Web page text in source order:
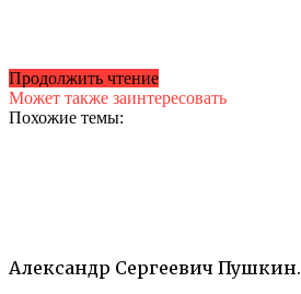
Александр Сергеевич Пушкин.
Продолжить чтение
Может также заинтересовать
Похожие темы: